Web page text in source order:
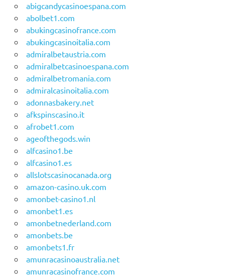
abigcandycasinoespana.com
abolbet1.com
abukingcasinofrance.com
abukingcasinoitalia.com
admiralbetaustria.com
admiralbetcasinoespana.com
admiralbetromania.com
admiralcasinoitalia.com
adonnasbakery.net
afkspinscasino.it
afrobet1.com
ageofthegods.win
alfcasino1.be
alfcasino1.es
allslotscasinocanada.org
amazon-casino.uk.com
amonbet-casino1.nl
amonbet1.es
amonbetnederland.com
amonbets.be
amonbets1.fr
amunracasinoaustralia.net
amunracasinofrance.com